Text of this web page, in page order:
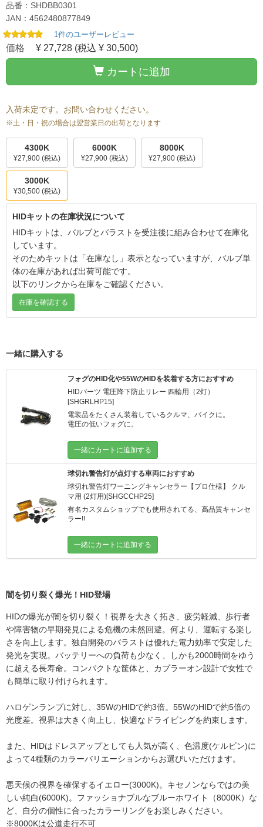
品番：SHDBB0301
JAN：4562480877849
1件のユーザーレビュー
価格 ¥ 27,728 (税込 ¥ 30,500)
カートに追加
入荷未定です。お問い合わせください。
※土・日・祝の場合は翌営業日の出荷となります
4300K
¥27,900 (税込)
6000K
¥27,900 (税込)
8000K
¥27,900 (税込)
3000K
¥30,500 (税込)
HIDキットの在庫状況について
HIDキットは、バルブとバラストを受注後に組み合わせて在庫化
しています。
そのためキットは「在庫なし」表示となっていますが、バルブ単
体の在庫があれば出荷可能です。
以下のリンクから在庫をご確認ください。
在庫を確認する
一緒に購入する
フォグのHID化や55WのHIDを装着する方におすすめ
HIDパーツ 電圧降下防止リレー 四輪用（2灯）
[SHGRLHP15]
電装品をたくさん装着しているクルマ、バイクに。
電圧の低いフォグに。
電圧不足が起こっているところにこのリレーを組み込め
ば、不具合解消間違いなし！
フォグのHID化や4灯HIDなどで起こる電圧降下を防ぐため
【電圧降下とは】
HID製品を取り付けた際、正常な点灯は行えるものの、稀
に片側または左右に不点灯が発生する場合があります。こ
れを電圧降下といいます。
差を含む症状で、HID製品への電源供給が不安定であるこ
とが原因です。
電圧降下防止リレーを装着し電源をバッテリーから直接供
り、故障の原因となります。上記症状が起きた際には、早
■使用可能形状
・H1, H3, H7, H8/11/16, HB3, HB4, PSX24W, H9
・H4には装着できません。
・写真はイメージです。実物とデザインが異なる場合がご
ざいますが、機能には全く問題ございません。
・本製品は12V専用品です。24V車に使用はできませんの
でご注意ください。
一緒にカートに追加する
球切れ警告灯が点灯する車両におすすめ
球切れ警告灯ワーニングキャンセラー【プロ仕様】 クル
マ用 (2灯用)[SHGCCHP25]
有名カスタムショップでも使用されてる、高品質キャンセ
ラー!!
”輸入車”に特に多い警告灯が点灯してしまうケース。
キャンセラーを入れたのに点灯してしまう。
BMWなどのCAN-BUSシステムに対応した最高品質モデ
もう警告灯で悩む必要はありません。
【安心のリレー付き】
一部外車ではHIDまたは、LEDヘッドライトを取付すると
チラツキが出てしまう場合がございます。
リレー付きキャンセラーだからチラつきや不点灯の防止の
役目も果たします!!
これがあれば警告灯と電圧降下の防止を一石二鳥で行えま
※一部においては改善しない場合がございます。
※キャンセラー本体が高温になりますので、取り付けの際
※取り付け位置も他の配線や、ホースに干渉しない所の鉄
板などに固定して下さい。高温になりますので、場合によ
って他の部位を溶かしたり、焦がす恐れがあります。
※こちらはショップ様向けの製品となりますので、取付の
際は十分ご注意ください。またはショップ様へ取付のご依
頼をおすすめ致します。
一緒にカートに追加する
闇を切り裂く爆光！HID登場
HIDの爆光が闇を切り裂く！視界を大きく拓き、疲労軽減、歩行者
や障害物の早期発見による危機の未然回避。何より、運転する楽し
さを向上します。独自開発のバラストは優れた電力効率で安定した
発光を実現。バッテリーへの負荷も少なく、しかも2000時間をゆう
に超える長寿命。コンパクトな筐体と、カプラーオン設計で女性で
も簡単に取り付けられます。
ハロゲンランプに対し、35WのHIDで約3倍。55WのHIDで約5倍の
光度差。視界は大きく向上し、快適なドライビングを約束します。
また、HIDはドレスアップとしても人気が高く、色温度(ケルビン)に
よって4種類のカラーバリエーションからお選びいただけます。
悪天候の視界を確保するイエロー(3000K)。キセノンならではの美
しい純白(6000K)。ファッショナブルなブルーホワイト（8000K）な
ど、自分の個性に合ったカラーリングをお楽しみください。
※8000Kは公道走行不可